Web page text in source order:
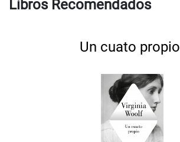
Libros Recomendados
Un cuato propio